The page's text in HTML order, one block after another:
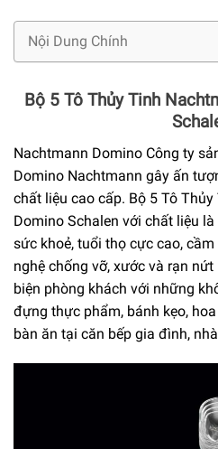
Nội Dung Chính
Bộ 5 Tô Thủy Tinh
Nachtmann Domino Công ty
Domino Nachtmann gây ấn
chất liệu cao cấp. Bộ 5 Tô
Domino Schalen với chất liệu
sức khoẻ, tuổi thọ cực cao,
nghệ chống vỡ, xước và rạn
biện phòng khách với những
đựng thực phẩm, bánh kẹo,
bàn ăn tại căn bếp gia đình,